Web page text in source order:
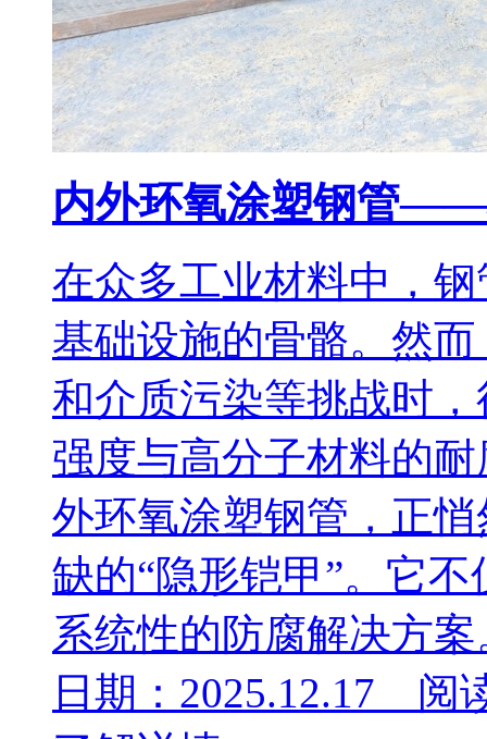
内外环氧涂塑钢管——
在众多工业材料中，
基础设施的骨骼。然
和介质污染等挑战时
强度与高分子材料的
外环氧涂塑钢管，正
缺的“隐形铠甲”。它
系统性的防腐解决方案
日期：2025.12.17 阅